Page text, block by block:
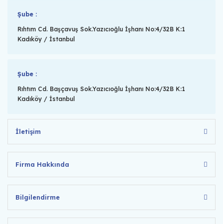
Şube :
Rıhtım Cd. Başçavuş Sok.Yazıcıoğlu İşhanı No:4/32B K:1
Kadıköy / İstanbul
Şube :
Rıhtım Cd. Başçavuş Sok.Yazıcıoğlu İşhanı No:4/32B K:1
Kadıköy / İstanbul
İletişim
Firma Hakkında
Bilgilendirme